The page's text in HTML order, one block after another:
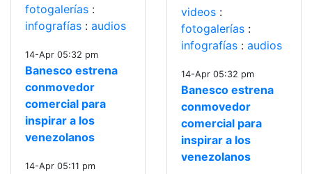
fotogalerías :
infografías : audios
14-Apr 05:32 pm
Banesco estrena
conmovedor
comercial para
inspirar a los
venezolanos
14-Apr 05:11 pm
videos :
fotogalerías :
infografías : audios
14-Apr 05:32 pm
Banesco estrena
conmovedor
comercial para
inspirar a los
venezolanos